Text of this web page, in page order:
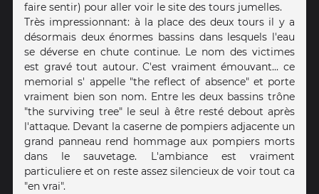
faire sentir) pour aller voir le site des tours jumelles.
Très impressionnant: à la place des deux tours il y a
désormais deux énormes bassins dans lesquels l'eau
se déverse en chute continue. Le nom des victimes
est gravé tout autour. C'est vraiment émouvant... ce
memorial s' appelle "the reflect of absence" et porte
vraiment bien son nom. Entre les deux bassins trône
"the surviving tree" le seul à être resté debout après
l'attaque. Devant la caserne de pompiers adjacente un
grand panneau rend hommage aux pompiers morts
dans le sauvetage. L'ambiance est vraiment
particuliere et on reste assez silencieux de voir tout ca
"en vrai".